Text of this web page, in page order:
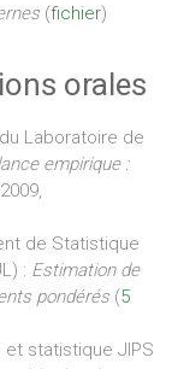
(fichier)
orales
Laboratoire de
empirique :
de Statistique
: Estimation de
pondérés (5
statistique JIPS